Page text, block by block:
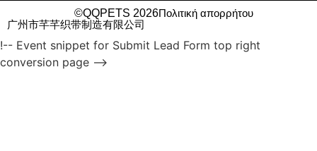
©QQPETS 2026Πολιτική απορρήτου
广州市芊芊织带制造有限公司
!-- Event snippet for Submit Lead Form top right
conversion page -->